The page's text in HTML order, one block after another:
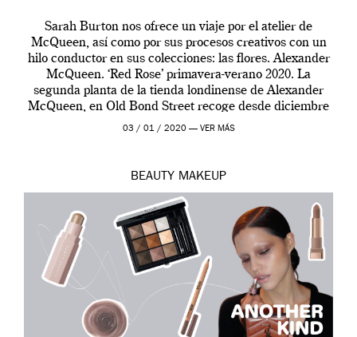
Sarah Burton nos ofrece un viaje por el atelier de
McQueen, así como por sus procesos creativos con un
hilo conductor en sus colecciones: las flores. Alexander
McQueen. ‘Red Rose’ primavera-verano 2020. La
segunda planta de la tienda londinense de Alexander
McQueen, en Old Bond Street recoge desde diciembre
de 2019 hasta final de abril […]
03 / 01 / 2020 — VER MÁS
BEAUTY MAKEUP